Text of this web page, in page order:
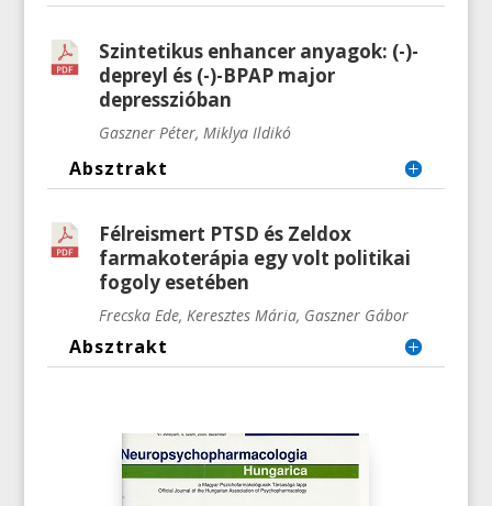
Szintetikus enhancer anyagok: (-)-
depreyl és (-)-BPAP major
depresszióban
Gaszner Péter, Miklya Ildikó
Absztrakt
Félreismert PTSD és Zeldox
farmakoterápia egy volt politikai
fogoly esetében
Frecska Ede, Keresztes Mária, Gaszner Gábor
Absztrakt